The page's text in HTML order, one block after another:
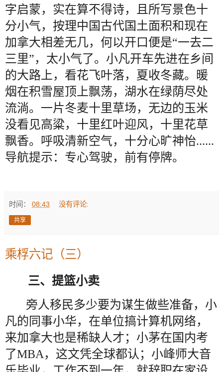
字启蒙，实在算不得诗，且所写景色十
分小气，按理中国古代国土面积和现在
加拿大相差无几，何以开口便是“一去二
三里”，太小气了。小凡开车先进在乡间
的大路上，看花飞叶落，夏收冬藏。暖
烟在积雪屋顶上飘荡，湖水在绿荫尽处
流淌。一片冬麦十里草场，无边的玉米
没看见高粱，十里红叶迎风，十里花草
飘香。呼吸清新空气，十分心旷神怡......
导航提示：专心驾驶，前有停牌。
时间： 08:43 没有评论:
共享
乘桴六记（三）
三、提篮小卖
旁人移民多少要为谋生做些准备，小
凡的同事小华，在单位搞计算机网络，
来加拿大也是稀缺人才；小茅在国内考
了MBA，这文凭全球都认；小峰师大音